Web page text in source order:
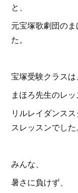
と、
元宝塚歌劇団の
た。
宝塚受験クラスは、
まほろ先生のレッ
リルレイダンス
スレッスンでした。
みんな、
暑さに負けず、